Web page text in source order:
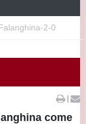
2-0
|
come